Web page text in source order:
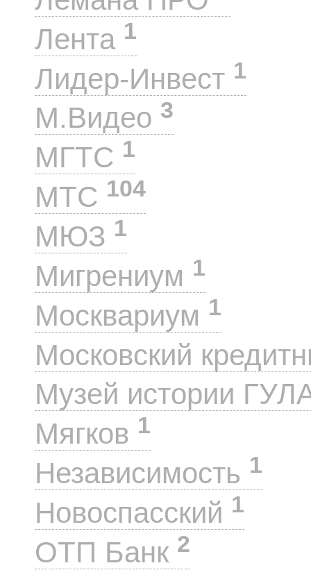
Лента 1
Лидер-Инвест 1
М.Видео 3
МГТС 1
МТС 104
МЮЗ 1
Мигрениум 1
Москвариум 1
Московский
Музей истории
Мягков 1
Независимость 1
Новоспасский 1
ОТП Банк 2